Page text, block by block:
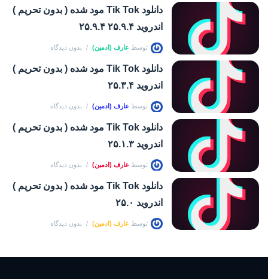
دانلود Tik Tok مود شده ( بدون تحریم )
اندروید ۲۵.۹.۴ ۲۵.۹.۴
توسط عارف (ادمین) بدون دیدگاه
دانلود Tik Tok مود شده ( بدون تحریم )
اندروید ۲۵.۳.۴
توسط عارف (ادمین) بدون دیدگاه
دانلود Tik Tok مود شده ( بدون تحریم )
اندروید ۲۵.۱.۳
توسط عارف (ادمین) بدون دیدگاه
دانلود Tik Tok مود شده ( بدون تحریم )
اندروید ۲۵.۰
توسط عارف (ادمین) بدون دیدگاه